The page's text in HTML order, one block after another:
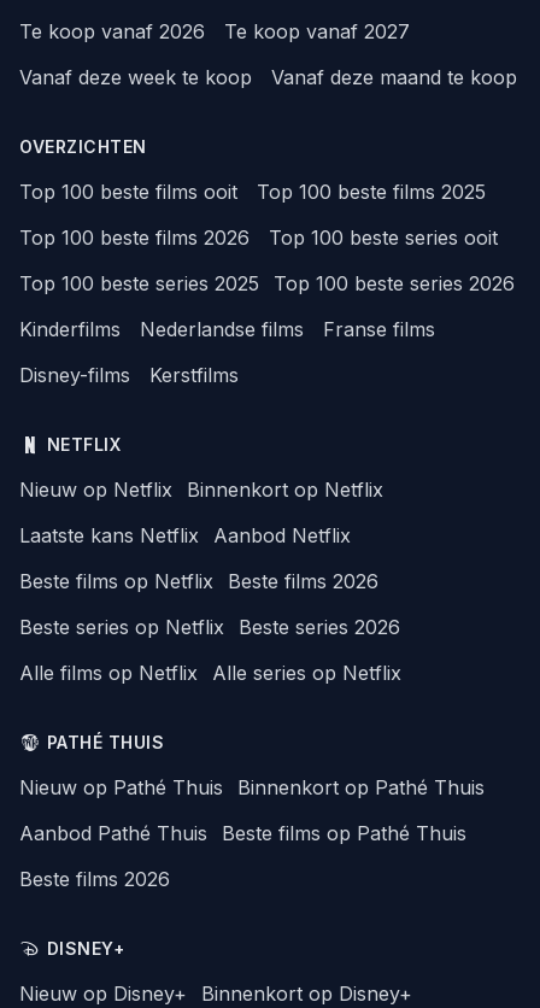
Te koop vanaf 2026
Te koop vanaf 2027
Vanaf deze week te koop
Vanaf deze maand te koop
OVERZICHTEN
Top 100 beste films ooit
Top 100 beste films 2025
Top 100 beste films 2026
Top 100 beste series ooit
Top 100 beste series 2025
Top 100 beste series 2026
Kinderfilms
Nederlandse films
Franse films
Disney-films
Kerstfilms
NETFLIX
Nieuw op Netflix
Binnenkort op Netflix
Laatste kans Netflix
Aanbod Netflix
Beste films op Netflix
Beste films 2026
Beste series op Netflix
Beste series 2026
Alle films op Netflix
Alle series op Netflix
PATHÉ THUIS
Nieuw op Pathé Thuis
Binnenkort op Pathé Thuis
Aanbod Pathé Thuis
Beste films op Pathé Thuis
Beste films 2026
DISNEY+
Nieuw op Disney+
Binnenkort op Disney+